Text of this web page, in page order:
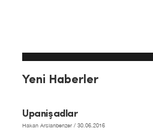
Yeni Haberler
Upanişadlar
Hakan Arslanbenzer / 30.06.2016